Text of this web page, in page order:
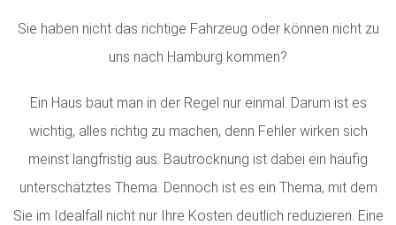
Sie haben nicht das richtige Fahrzeug oder können nicht zu
uns nach Hamburg kommen?
Ein Haus baut man in der Regel nur einmal. Darum ist es
wichtig, alles richtig zu machen, denn Fehler wirken sich
meinst langfristig aus. Bautrocknung ist dabei ein häufig
unterschätztes Thema. Dennoch ist es ein Thema, mit dem
Sie im Idealfall nicht nur Ihre Kosten deutlich reduzieren. Eine